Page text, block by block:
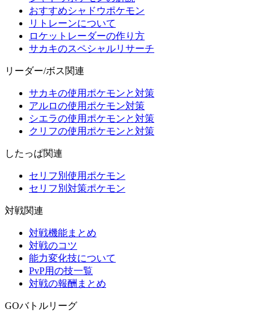
おすすめシャドウポケモン
リトレーンについて
ロケットレーダーの作り方
サカキのスペシャルリサーチ
リーダー/ボス関連
サカキの使用ポケモンと対策
アルロの使用ポケモン対策
シエラの使用ポケモンと対策
クリフの使用ポケモンと対策
したっぱ関連
セリフ別使用ポケモン
セリフ別対策ポケモン
対戦関連
対戦機能まとめ
対戦のコツ
能力変化技について
PvP用の技一覧
対戦の報酬まとめ
GOバトルリーグ